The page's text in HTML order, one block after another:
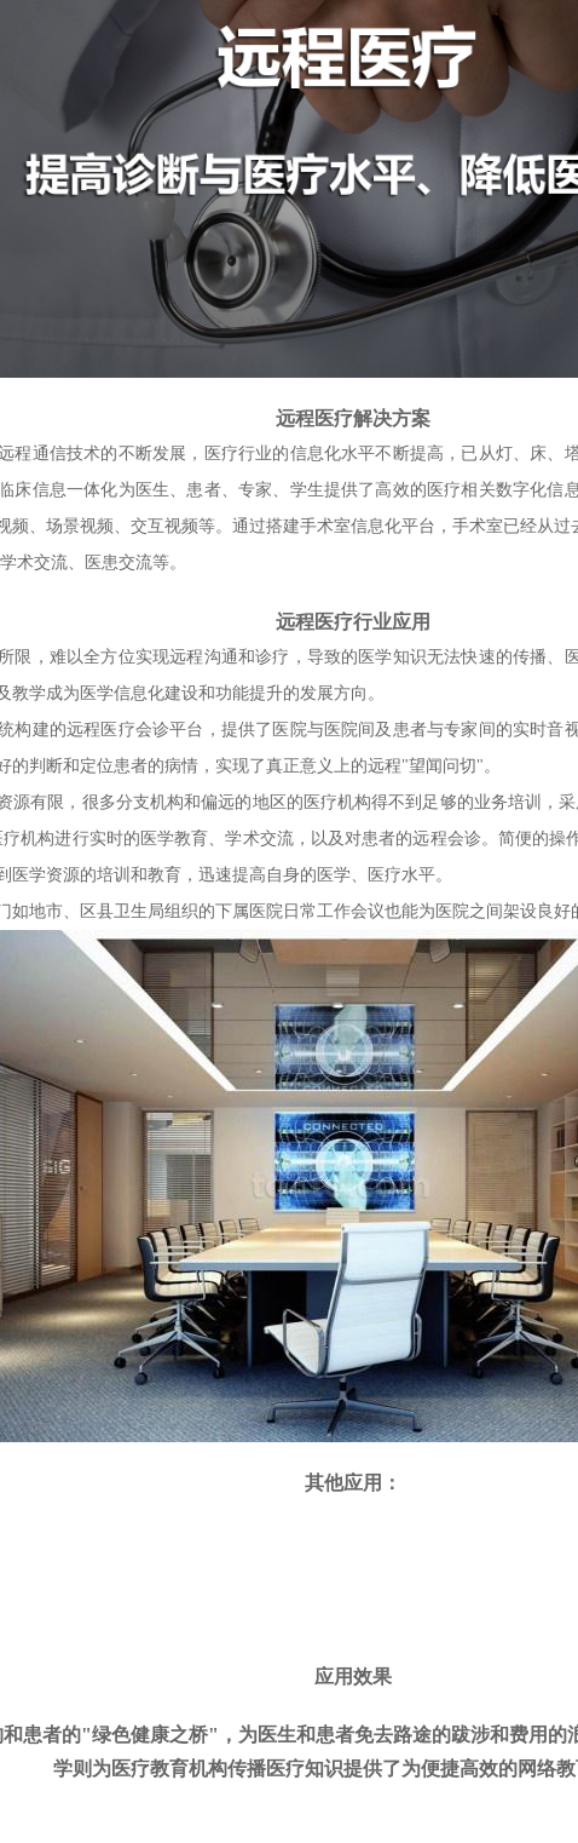
远程医疗解决方案
程通信技术的不断发展，医疗行业的信息化水平不断提高，已从灯、床、
床信息一体化为医生、患者、专家、学生提供了高效的医疗相关数字化信
频、场景视频、交互视频等。通过搭建手术室信息化平台，手术室已经从
术交流、医患交流等。
远程医疗行业应用
限，难以全方位实现远程沟通和诊疗，导致的医学知识无法快速的传播、
教学成为医学信息化建设和功能提升的发展方向。
构建的远程医疗会诊平台，提供了医院与医院间及患者与专家间的实时音
的判断和定位患者的病情，实现了真正意义上的远程"望闻问切"。
源有限，很多分支机构和偏远的地区的医疗机构得不到足够的业务培训，
机构进行实时的医学教育、学术交流，以及对患者的远程会诊。简便的操
医学资源的培训和教育，迅速提高自身的医学、医疗水平。
如地市、区县卫生局组织的下属医院日常工作会议也能为医院之间架设良好
其他应用：
应用效果
患者的"绿色健康之桥"，为医生和患者免去路途的跋涉和费用的
学则为医疗教育机构传播医疗知识提供了为便捷高效的网络教